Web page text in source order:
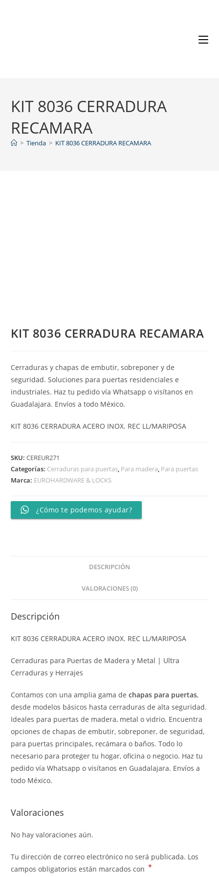
KIT 8036 CERRADURA
RECAMARA
> Tienda > KIT 8036 CERRADURA RECAMARA
KIT 8036 CERRADURA RECAMARA
Cerraduras y chapas de embutir, sobreponer y de
seguridad. Soluciones para puertas residenciales e
industriales. Haz tu pedido vía Whatsapp o visítanos en
Guadalajara. Envíos a todo México.
KIT 8036 CERRADURA ACERO INOX. REC LL/MARIPOSA
SKU:CEREUR271
Categorías: Cerraduras para puertas, Para madera, Para puertas
Marca: EUROHARDWARE & LOCKS
¿Cómo te podemos ayudar?
DESCRIPCIÓN
VALORACIONES (0)
Descripción
KIT 8036 CERRADURA ACERO INOX. REC LL/MARIPOSA
Cerraduras para Puertas de Madera y Metal | Ultra
Cerraduras y Herrajes
Contamos con una amplia gama dechapas para puertas,
desde modelos básicos hasta cerraduras de alta seguridad.
Ideales para puertas de madera, metal o vidrio. Encuentra
opciones de chapas de embutir, sobreponer, de seguridad,
para puertas principales, recámara o baños. Todo lo
necesario para proteger tu hogar, oficina o negocio. Haz tu
pedido vía Whatsapp o visítanos en Guadalajara. Envíos a
todo México.
Valoraciones
No hay valoraciones aún.
Tu dirección de correo electrónico no será publicada. Los
campos obligatorios están marcados con *